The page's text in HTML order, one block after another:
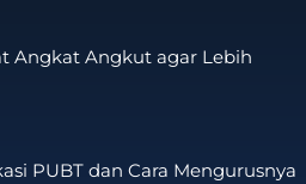
Angkat Angkut agar Lebih
PUBT dan Cara Mengurusnya